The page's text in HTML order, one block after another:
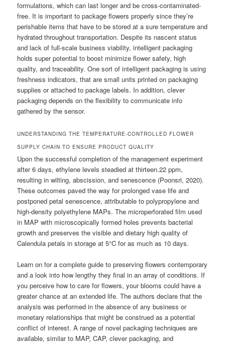
formulations, which can last longer and be cross-contaminated-
free. It is important to package flowers properly since they’re
perishable items that have to be stored at a sure temperature and
hydrated throughout transportation. Despite its nascent status
and lack of full-scale business viability, intelligent packaging
holds super potential to boost minimize flower safety, high
quality, and traceability. One sort of intelligent packaging is using
freshness indicators, that are small units printed on packaging
supplies or attached to package labels. In addition, clever
packaging depends on the flexibility to communicate info
gathered by the sensor.
UNDERSTANDING THE TEMPERATURE-CONTROLLED FLOWER
SUPPLY CHAIN TO ENSURE PRODUCT QUALITY
Upon the successful completion of the management experiment
after 6 days, ethylene levels steadied at thirteen.22 ppm,
resulting in wilting, abscission, and senescence (Poonsri, 2020).
These outcomes paved the way for prolonged vase life and
postponed petal senescence, attributable to polypropylene and
high-density polyethylene MAPs. The microperforated film used
in MAP with microscopically formed holes prevents bacterial
growth and preserves the visible and dietary high quality of
Calendula petals in storage at 5°C for as much as 10 days.
Learn on for a complete guide to preserving flowers contemporary
and a look into how lengthy they final in an array of conditions. If
you perceive how to care for flowers, your blooms could have a
greater chance at an extended life. The authors declare that the
analysis was performed in the absence of any business or
monetary relationships that might be construed as a potential
conflict of interest. A range of novel packaging techniques are
available, similar to MAP, CAP, clever packaging, and